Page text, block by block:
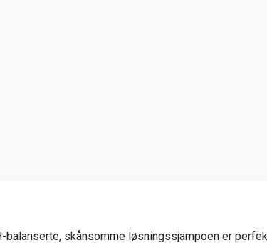
balanserte, skånsomme løsningssjampoen er